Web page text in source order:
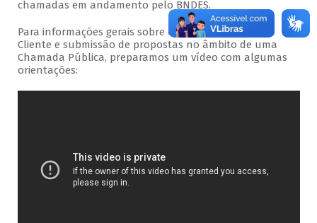
chamadas em andamento pelo BNDES.
Para informações gerais sobre o acesso ao Portal do
Cliente e submissão de propostas no âmbito de uma
Chamada Pública, preparamos um vídeo com algumas
orientações: